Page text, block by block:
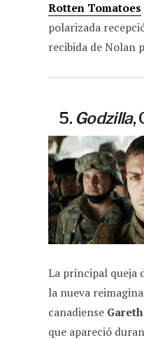
Rotten Tomatoes
polarizada
recibida de Nolan
5.Godzilla,
La principal queja
la nueva
canadiense
que apareció